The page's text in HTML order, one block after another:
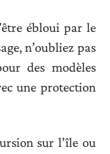
ébloui par le
n’oubliez pas
des modèles
une protection
sur l’île ou